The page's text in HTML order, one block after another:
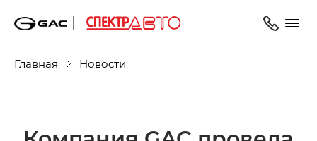
Главная Новости